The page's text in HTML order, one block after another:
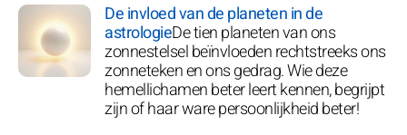
De invloed van de planeten in de
astrologieDe tien planeten van ons
zonnestelsel beïnvloeden rechtstreeks ons
zonneteken en ons gedrag. Wie deze
hemellichamen beter leert kennen, begrijpt
zijn of haar ware persoonlijkheid beter!